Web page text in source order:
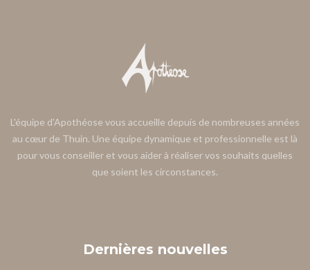
L'équipe d'Apothéose vous accueille depuis de nombreuses années
au cœur de Thuin. Une équipe dynamique et professionnelle est là
pour vous conseiller et vous aider à réaliser vos souhaits quelles
que soient les circonstances.
Dernières nouvelles